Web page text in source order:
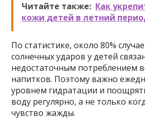
Читайте также: Как
кожи детей в летний
По статистике, около 80%
солнечных ударов у детей
недостаточным потреблением
напитков. Поэтому важно
уровнем гидратации и
воду регулярно, а не только
чувство жажды.